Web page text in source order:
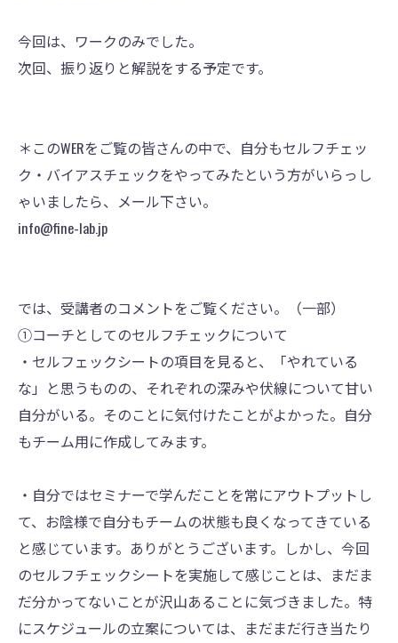
今回は、ワークのみでした。
次回、振り返りと解説をする予定です。
＊このWERをご覧の皆さんの中で、自分もセルフチェッ
ク・バイアスチェックをやってみたという方がいらっし
ゃいましたら、メール下さい。
info@fine-lab.jp
では、受講者のコメントをご覧ください。（一部）
①コーチとしてのセルフチェックについて
・セルフェックシートの項目を見ると、「やれている
な」と思うものの、それぞれの深みや伏線について甘い
自分がいる。そのことに気付けたことがよかった。自分
もチーム用に作成してみます。
・自分ではセミナーで学んだことを常にアウトプットし
て、お陰様で自分もチームの状態も良くなってきている
と感じています。ありがとうございます。しかし、今回
のセルフチェックシートを実施して感じことは、まだま
だ分かってないことが沢山あることに気づきました。特
にスケジュールの立案については、まだまだ行き当たり